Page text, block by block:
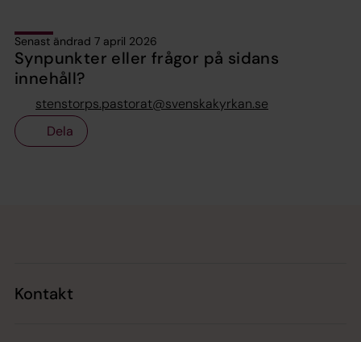
Senast ändrad 7 april 2026
Synpunkter eller frågor på sidans
innehåll?
stenstorps.pastorat@svenskakyrkan.se
Dela
Kontakt